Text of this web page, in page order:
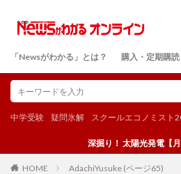
「Newsがわかる」とは？ 購入・定期購読
中学受験 疑問氷解 スクールエコノミスト
深掘り！ 太陽光発電【月
HOME AdachiYusuke (ページ65)
検索